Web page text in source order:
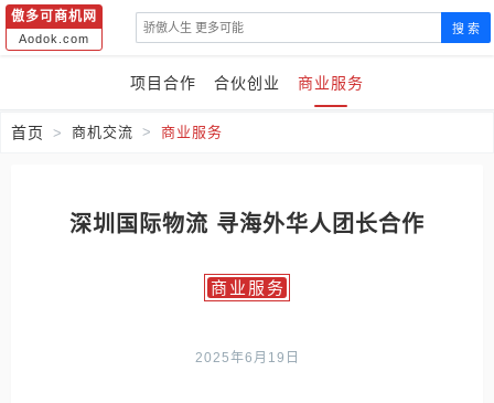
傲多可商机网
Aodok.com
搜 索
项目合作 合伙创业 商业服务
首页 商机交流 商业服务
深圳国际物流 寻海外华人团长合作
商业服务
2025年6月19日